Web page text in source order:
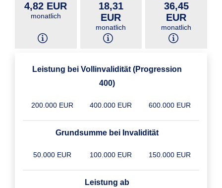
4,82 EUR
monatlich
18,31
EUR
monatlich
36,45
EUR
monatlich
Leistung bei Vollinvalidität (Progression
400)
200.000 EUR 400.000 EUR 600.000 EUR
Grundsumme bei Invalidität
50.000 EUR 100.000 EUR 150.000 EUR
Leistung ab